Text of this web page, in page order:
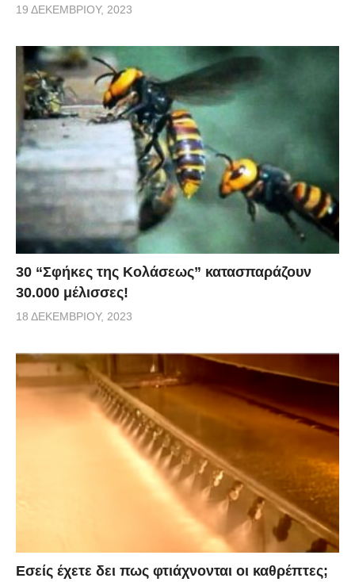
19 ΔΕΚΕΜΒΡΊΟΥ, 2023
30 “Σφήκες της Κολάσεως” κατασπαράζουν
30.000 μέλισσες!
18 ΔΕΚΕΜΒΡΊΟΥ, 2023
Εσείς έχετε δει πως φτιάχνονται οι καθρέπτες;